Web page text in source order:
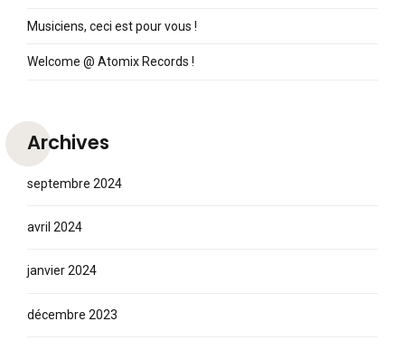
Musiciens, ceci est pour vous !
Welcome @ Atomix Records !
Archives
septembre 2024
avril 2024
janvier 2024
décembre 2023